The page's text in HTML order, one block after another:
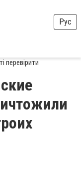
Рус
перевірити